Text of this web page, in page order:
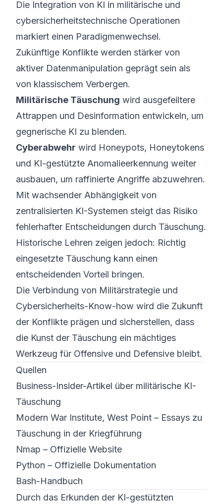
Die Integration von KI in militärische und
cybersicherheitstechnische Operationen
markiert einen Paradigmenwechsel.
Zukünftige Konflikte werden stärker von
aktiver Datenmanipulation geprägt sein als
von klassischem Verbergen.
Militärische Täuschung wird ausgefeiltere
Attrappen und Desinformation entwickeln, um
gegnerische KI zu blenden.
Cyberabwehr wird Honeypots, Honeytokens
und KI-gestützte Anomalieerkennung weiter
ausbauen, um raffinierte Angriffe abzuwehren.
Mit wachsender Abhängigkeit von
zentralisierten KI-Systemen steigt das Risiko
fehlerhafter Entscheidungen durch Täuschung.
Historische Lehren zeigen jedoch: Richtig
eingesetzte Täuschung kann einen
entscheidenden Vorteil bringen.
Die Verbindung von Militärstrategie und
Cybersicherheits-Know-how wird die Zukunft
der Konflikte prägen und sicherstellen, dass
die Kunst der Täuschung ein mächtiges
Werkzeug für Offensive und Defensive bleibt.
Quellen
Business-Insider-Artikel über militärische KI-
Täuschung
Modern War Institute, West Point – Essays zu
Täuschung in der Kriegführung
Nmap – Offizielle Website
Python – Offizielle Dokumentation
Bash-Handbuch
Durch das Erkunden der KI-gestützten